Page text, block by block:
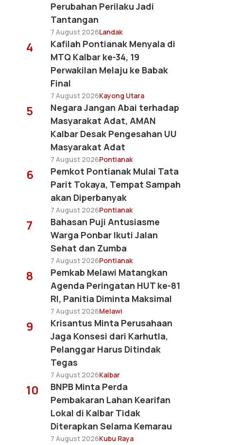
Perubahan Perilaku Jadi
Tantangan
7 August 2026Landak
4
Kafilah Pontianak Menyala di
MTQ Kalbar ke-34, 19
Perwakilan Melaju ke Babak
Final
7 August 2026Kayong Utara
5
Negara Jangan Abai terhadap
Masyarakat Adat, AMAN
Kalbar Desak Pengesahan UU
Masyarakat Adat
7 August 2026Pontianak
6
Pemkot Pontianak Mulai Tata
Parit Tokaya, Tempat Sampah
akan Diperbanyak
7 August 2026Pontianak
7
Bahasan Puji Antusiasme
Warga Ponbar Ikuti Jalan
Sehat dan Zumba
7 August 2026Pontianak
8
Pemkab Melawi Matangkan
Agenda Peringatan HUT ke-81
RI, Panitia Diminta Maksimal
7 August 2026Melawi
9
Krisantus Minta Perusahaan
Jaga Konsesi dari Karhutla,
Pelanggar Harus Ditindak
Tegas
7 August 2026Kalbar
10
BNPB Minta Perda
Pembakaran Lahan Kearifan
Lokal di Kalbar Tidak
Diterapkan Selama Kemarau
7 August 2026Kubu Raya